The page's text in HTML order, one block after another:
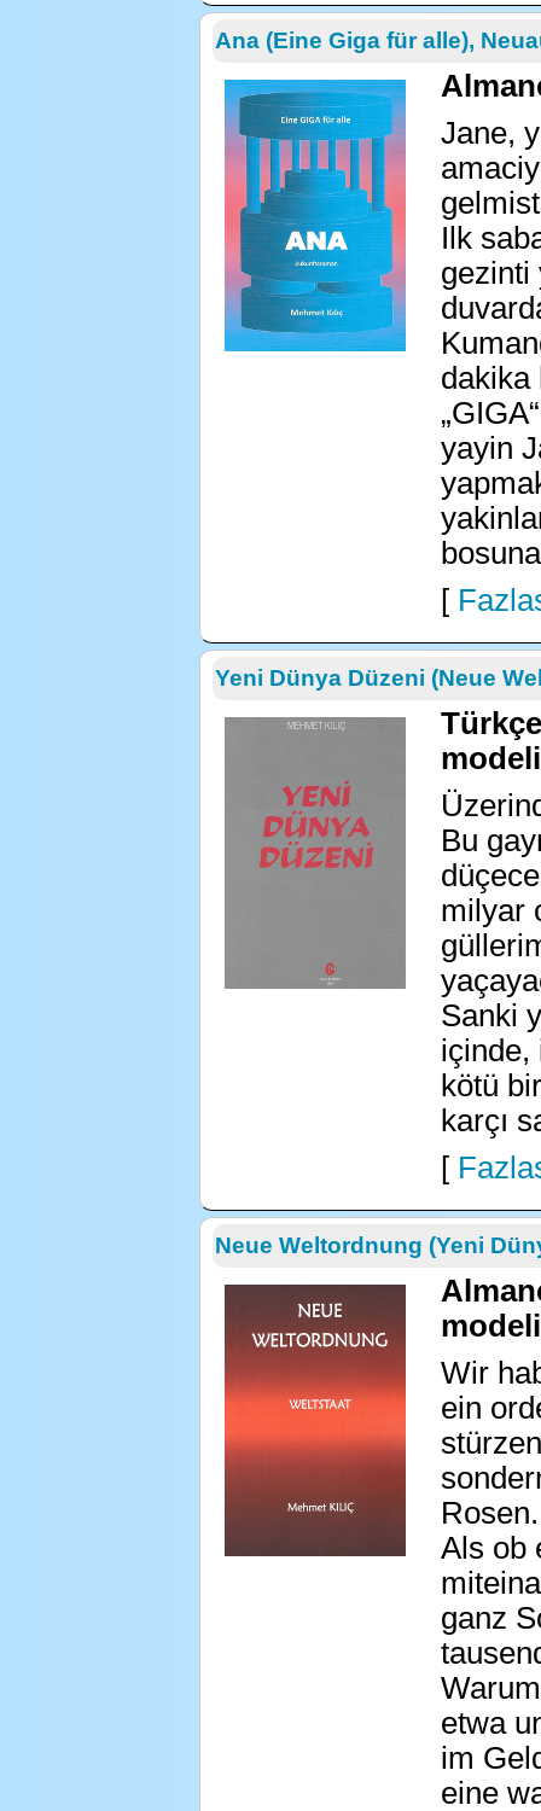
Ana (Eine Giga für alle),
Jane,
Ilk
gezinti
dakika
yayin
[
Yeni Dünya Düzeni (Neue
modeli
Bu
milyar
Sanki
içinde,
kötü
karçı
[
Neue Weltordnung (Yeni
modeli
Wir
ein
Als ob
ganz
etwa
im
eine